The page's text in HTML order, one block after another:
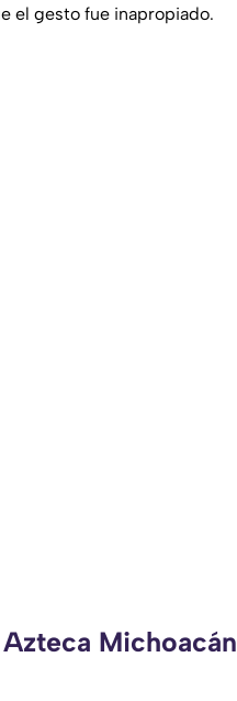
el gesto fue inapropiado.
Michoacán